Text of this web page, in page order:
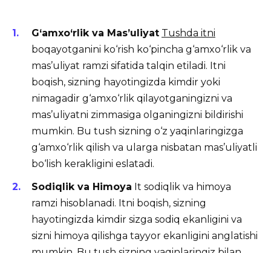
G‘amxo‘rlik va Mas’uliyat Tushda itni
boqayotganini ko‘rish ko‘pincha g‘amxo‘rlik va
mas’uliyat ramzi sifatida talqin etiladi. Itni
boqish, sizning hayotingizda kimdir yoki
nimagadir g‘amxo‘rlik qilayotganingizni va
mas’uliyatni zimmasiga olganingizni bildirishi
mumkin. Bu tush sizning o‘z yaqinlaringizga
g‘amxo‘rlik qilish va ularga nisbatan mas’uliyatli
bo‘lish kerakligini eslatadi.
Sodiqlik va Himoya It sodiqlik va himoya
ramzi hisoblanadi. Itni boqish, sizning
hayotingizda kimdir sizga sodiq ekanligini va
sizni himoya qilishga tayyor ekanligini anglatishi